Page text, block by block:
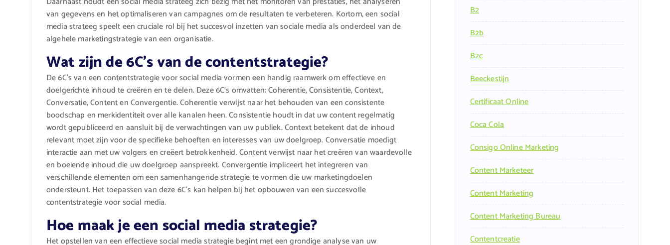
van gegevens en het optimaliseren van campagnes om de resultaten te verbeteren. Kortom, een social
media strateeg speelt een cruciale rol bij het succesvol inzetten van sociale media als onderdeel van de
algehele marketingstrategie van een organisatie.
Wat zijn de 6C’s van de contentstrategie?
De 6C’s van een contentstrategie voor social media vormen een handig raamwerk om effectieve en
doelgerichte inhoud te creëren en te delen. Deze 6C’s omvatten: Coherentie, Consistentie, Context,
Conversatie, Content en Convergentie. Coherentie verwijst naar het behouden van een consistente
boodschap en merkidentiteit over alle kanalen heen. Consistentie houdt in dat uw content regelmatig
wordt gepubliceerd en aansluit bij de verwachtingen van uw publiek. Context betekent dat de inhoud
relevant moet zijn voor de specifieke behoeften en interesses van uw doelgroep. Conversatie moedigt
interactie aan met uw volgers en creëert betrokkenheid. Content verwijst naar het creëren van waardevolle
en boeiende inhoud die uw doelgroep aanspreekt. Convergentie impliceert het integreren van
verschillende elementen om een samenhangende strategie te vormen die uw marketingdoelen
ondersteunt. Het toepassen van deze 6C’s kan helpen bij het opbouwen van een succesvolle
contentstrategie voor social media.
Hoe maak je een social media strategie?
Het opstellen van een effectieve social media strategie begint met een grondige analyse van uw
B2
B2b
B2c
Beeckestijn
Certificaat Online
Coca Cola
Consigo Online Marketing
Content Marketeer
Content Marketing
Content Marketing Bureau
Contentcreatie